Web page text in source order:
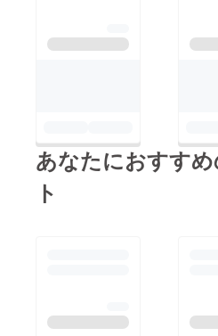
早くも残り9日となり
あなたにおすす
ト